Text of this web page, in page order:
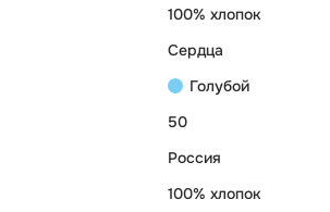
100% хлопок
Сердца
Голубой
50
Россия
100% хлопок